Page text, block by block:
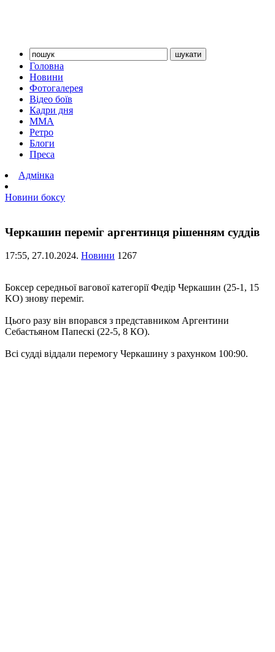
Головна
Новини
Фотогалерея
Відео боїв
Кадри дня
ММА
Ретро
Блоги
Преса
Адмінка
Новини боксу
Черкашин переміг аргентинця рішенням суддів
17:55, 27.10.2024. Новини 1267
Боксер середньої вагової категорії Федір Черкашин (25-1, 15
KO) знову переміг.
Цього разу він впорався з представником Аргентини
Себастьяном Папескі (22-5, 8 КО).
Всі судді віддали перемогу Черкашину з рахунком 100:90.